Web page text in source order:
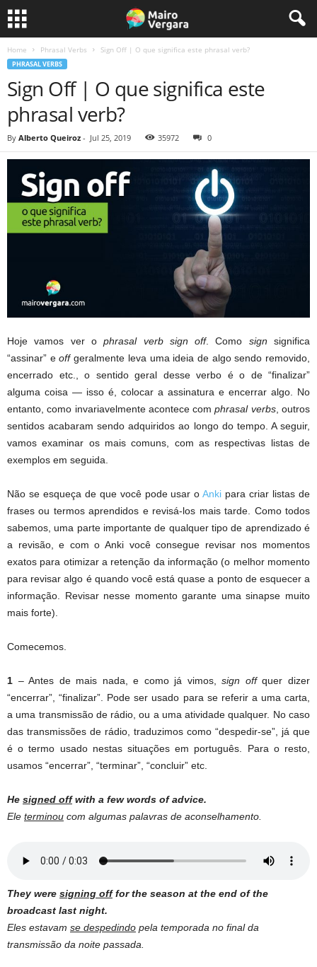
Home Phrasal Verbs Sign Off | O que significa este phrasal verb?
PHRASAL VERBS
Sign Off | O que significa este
phrasal verb?
By Alberto Queiroz - Jul 25, 2019 35972 0
Hoje vamos ver ophrasal verb sign off. Como sign significa
“assinar” eoffgeralmente leva uma ideia de algo sendo removido,
encerrado etc., o sentido geral desse verbo é o de “finalizar”
alguma coisa — isso é, colocar a assinatura e encerrar algo. No
entanto, como invariavelmente acontece comphrasal verbs, outros
sentidos acabaram sendo adquiridos ao longo do tempo. A seguir,
vamos examinar os mais comuns, com as respectivas listas de
exemplos em seguida.
Não se esqueça de que você pode usar oAnki para criar listas de
frases ou termos aprendidos e revisá-los mais tarde. Como todos
sabemos, uma parte importante de qualquer tipo de aprendizado é
a revisão, e com o Anki você consegue revisar nos momentos
exatos para otimizar a retenção da informação (o melhor momento
para revisar algo é quando você está quase a ponto de esquecer a
informação. Revisar nesse momento garante uma sinapse muito
mais forte).
Comecemos.
1 – Antes de mais nada, e como já vimos,sign offquer dizer
“encerrar”, “finalizar”. Pode ser usado para se referir a uma carta,
a uma transmissão de rádio, ou a uma atividade qualquer. No caso
das transmissões de rádio, traduzimos como “despedir-se”, já que
é o termo usado nestas situações em português. Para o resto,
usamos “encerrar”, “terminar”, “concluir” etc.
He signed offwith a few words of advice.
Ele terminou com algumas palavras de aconselhamento.
They were signing offfor the season at the end of the
broadcast last night.
Eles estavam se despedindo pela temporada no final da
transmissão da noite passada.